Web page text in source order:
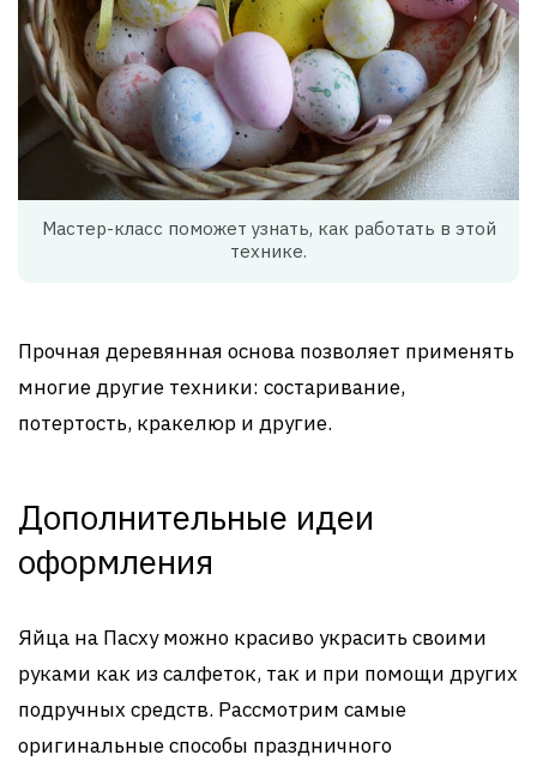
Мастер-класс поможет узнать, как работать в этой
технике.
Прочная деревянная основа позволяет применять
многие другие техники: состаривание,
потертость, кракелюр и другие.
Дополнительные идеи
оформления
Яйца на Пасху можно красиво украсить своими
руками как из салфеток, так и при помощи других
подручных средств. Рассмотрим самые
оригинальные способы праздничного